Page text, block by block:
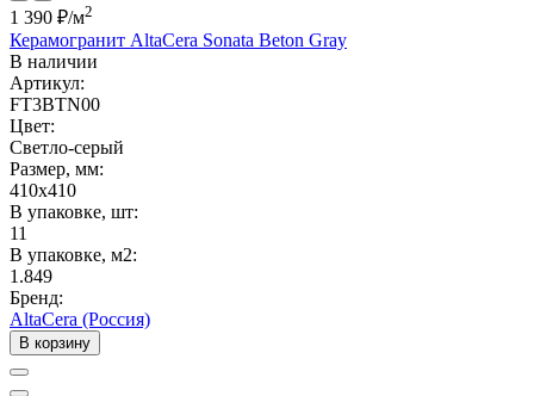
1 390 ₽/м2
Керамогранит AltaCera Sonata Beton Gray
В наличии
Артикул:
FT3BTN00
Цвет:
Светло-серый
Размер, мм:
410x410
В упаковке, шт:
11
В упаковке, м2:
1.849
Бренд:
AltaCera (Россия)
В корзину